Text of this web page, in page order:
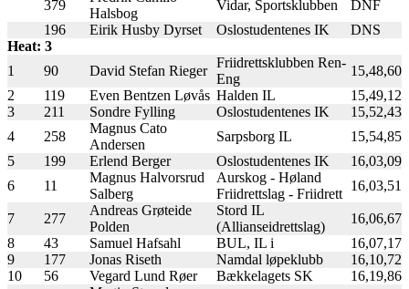
379
Halsbog
Vidar, Sportsklubben
DNF
196
Eirik Husby Dyrset Oslostudentenes IK
DNS
Heat: 3
1
90 David Stefan Rieger
Friidrettsklubben Ren-
Eng
15,48,60
2
119 Even Bentzen Løvås Halden IL
15,49,12
3
211 Sondre Fylling Oslostudentenes IK
15,52,43
4
258
Magnus Cato
Andersen
Sarpsborg IL
15,54,85
5
199 Erlend Berger Oslostudentenes IK
16,03,09
6
11
Magnus Halvorsrud
Salberg
Aurskog - Høland
Friidrettslag - Friidrett
16,03,51
7 277
Andreas Grøteide
Polden
Stord IL
(Allianseidrettslag)
16,06,67
8
43 Samuel Hafsahl BUL, IL i
16,07,17
9
177 Jonas Riseth Namdal løpeklubb
16,10,72
10
56 Vegard Lund Røer Bækkelagets SK
16,19,86